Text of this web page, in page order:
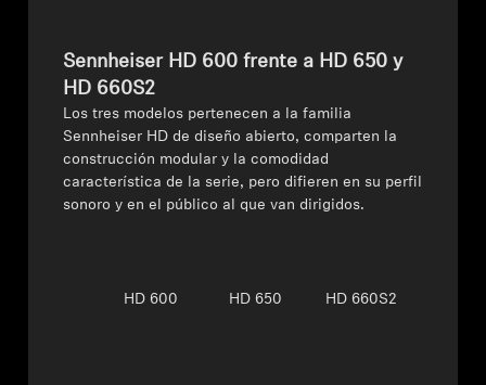
Sennheiser HD 600 frente a HD 650 y
HD 660S2
Los tres modelos pertenecen a la familia
Sennheiser HD de diseño abierto, comparten la
construcción modular y la comodidad
característica de la serie, pero difieren en su perfil
sonoro y en el público al que van dirigidos.
HD 600 HD 650 HD 660S2